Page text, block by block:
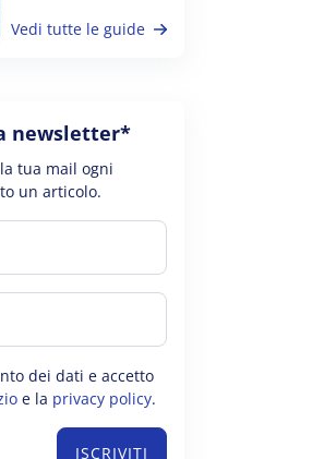
Vedi tutte le guide
newsletter*
tua mail ogni
un articolo.
dei dati e accetto
e la privacy policy.
ISCRIVITI